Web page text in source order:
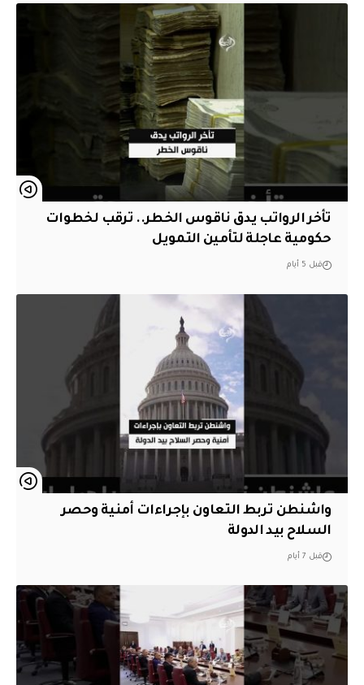
تأخر الرواتب يدق ناقوس الخطر.. ترقب لخطوات
حكومية عاجلة لتأمين التمويل
قبل 5 أيام
واشنطن تربط التعاون بإجراءات أمنية وحصر
السلاح بيد الدولة
قبل 7 أيام